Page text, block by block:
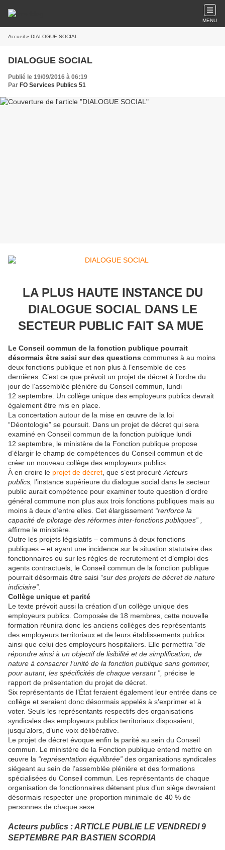
MENU
Accueil » DIALOGUE SOCIAL
DIALOGUE SOCIAL
Publié le 19/09/2016 à 06:19
Par FO Services Publics 51
LA PLUS HAUTE INSTANCE DU
DIALOGUE SOCIAL DANS LE
SECTEUR PUBLIC FAIT SA MUE
Le Conseil commun de la fonction publique pourrait
désormais être saisi sur des questions communes à au moins
deux fonctions publique et non plus à l’ensemble de ces
dernières. C’est ce que prévoit un projet de décret à l’ordre du
jour de l’assemblée plénière du Conseil commun, lundi
12 septembre. Un collège unique des employeurs publics devrait
également être mis en place.
La concertation autour de la mise en œuvre de la loi
“Déontologie” se poursuit. Dans un projet de décret qui sera
examiné en Conseil commun de la fonction publique lundi
12 septembre, le ministère de la Fonction publique propose
d’élargir le champ de compétences du Conseil commun et de
créer un nouveau collège des employeurs publics.
À en croire le projet de décret , que s’est procuré Acteurs
publics, l’instance supérieure du dialogue social dans le secteur
public aurait compétence pour examiner toute question d’ordre
général commune non plus aux trois fonctions publiques mais au
moins à deux d’entre elles. Cet élargissement “renforce la
capacité de pilotage des réformes inter-fonctions publiques” ,
affirme le ministère.
Outre les projets législatifs – communs à deux fonctions
publiques – et ayant une incidence sur la situation statutaire des
fonctionnaires ou sur les règles de recrutement et d’emploi des
agents contractuels, le Conseil commun de la fonction publique
pourrait désormais être saisi “sur des projets de décret de nature
indiciaire”.
Collège unique et parité
Le texte prévoit aussi la création d’un collège unique des
employeurs publics. Composée de 18 membres, cette nouvelle
formation réunira donc les anciens collèges des représentants
des employeurs territoriaux et de leurs établissements publics
ainsi que celui des employeurs hospitaliers. Elle permettra “de
répondre ainsi à un objectif de lisibilité et de simplification, de
nature à consacrer l’unité de la fonction publique sans gommer,
pour autant, les spécificités de chaque versant ”, précise le
rapport de présentation du projet de décret.
Six représentants de l’État feraient également leur entrée dans ce
collège et seraient donc désormais appelés à s’exprimer et à
voter. Seuls les représentants respectifs des organisations
syndicales des employeurs publics territoriaux disposaient,
jusqu’alors, d’une voix délibérative.
Le projet de décret évoque enfin la parité au sein du Conseil
commun. Le ministère de la Fonction publique entend mettre en
œuvre la “représentation équilibrée” des organisations syndicales
siégeant au sein de l’assemblée plénière et des formations
spécialisées du Conseil commun. Les représentants de chaque
organisation de fonctionnaires détenant plus d’un siège devraient
désormais respecter une proportion minimale de 40 % de
personnes de chaque sexe.
Acteurs publics : ARTICLE PUBLIE LE VENDREDI 9
SEPTEMBRE PAR BASTIEN SCORDIA